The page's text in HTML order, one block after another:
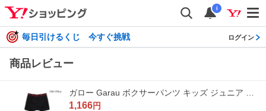
i
毎日引けるくじ 今すぐ挑戦 ログイン
商品レビュー
1,166円